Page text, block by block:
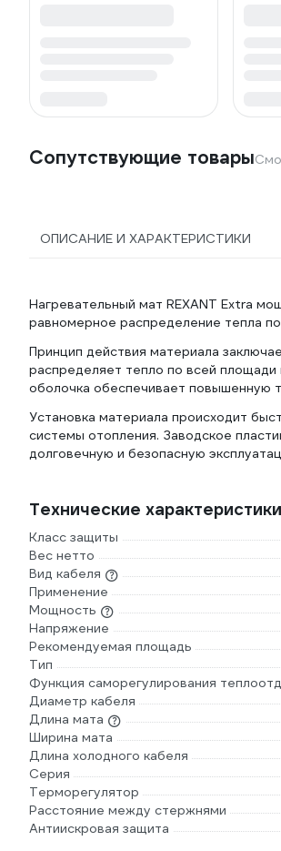
Сопутствующие товары
ОПИСАНИЕ И ХАРАКТЕРИСТИКИ
Нагревательный мат REXANT Extra
равномерное распределение тепла
Принцип действия материала
распределяет тепло по всей
оболочка обеспечивает повышенную
Установка материала происходит
системы отопления. Заводское
долговечную и безопасную
Технические
Класс защиты
Вес нетто
Вид кабеля
Применение
Мощность
Напряжение
Рекомендуемая площадь
Тип
Функция саморегулирования
Диаметр кабеля
Длина мата
Ширина мата
Длина холодного кабеля
Серия
Терморегулятор
Расстояние между стержнями
Антиискровая защита